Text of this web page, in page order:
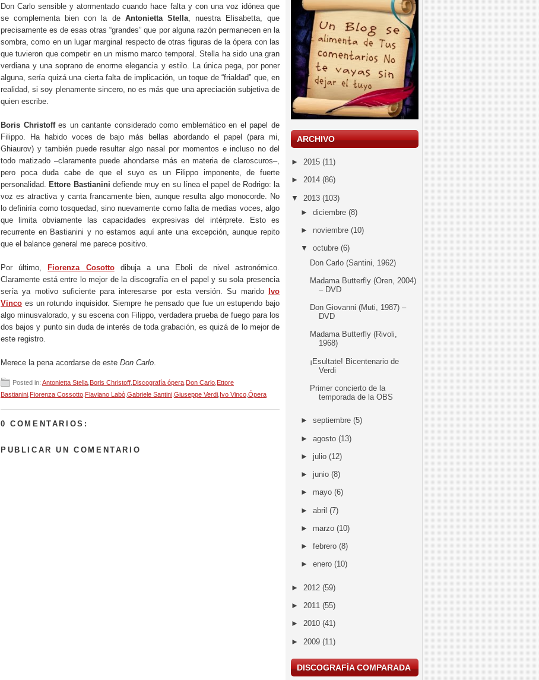
Don Carlo sensible y atormentado cuando hace falta y con una voz idónea que
se complementa bien con la de Antonietta Stella, nuestra Elisabetta, que
precisamente es de esas otras “grandes” que por alguna razón permanecen en la
sombra, como en un lugar marginal respecto de otras figuras de la ópera con las
que tuvieron que competir en un mismo marco temporal. Stella ha sido una gran
verdiana y una soprano de enorme elegancia y estilo. La única pega, por poner
alguna, sería quizá una cierta falta de implicación, un toque de “frialdad” que, en
realidad, si soy plenamente sincero, no es más que una apreciación subjetiva de
quien escribe.
Boris Christoffes un cantante considerado como emblemático en el papel de
Filippo. Ha habido voces de bajo más bellas abordando el papel (para mi,
Ghiaurov) y también puede resultar algo nasal por momentos e incluso no del
todo matizado –claramente puede ahondarse más en materia de claroscuros–,
pero poca duda cabe de que el suyo es un Filippo imponente, de fuerte
personalidad. Ettore Bastianini defiende muy en su línea el papel de Rodrigo: la
voz es atractiva y canta francamente bien, aunque resulta algo monocorde. No
lo definiría como tosquedad, sino nuevamente como falta de medias voces, algo
que limita obviamente las capacidades expresivas del intérprete. Esto es
recurrente en Bastianini y no estamos aquí ante una excepción, aunque repito
que el balance general me parece positivo.
Por último, Fiorenza Cosottodibuja a una Eboli de nivel astronómico.
Claramente está entre lo mejor de la discografía en el papel y su sola presencia
sería ya motivo suficiente para interesarse por esta versión. Su marido
Ivo
Vinco es un rotundo inquisidor. Siempre he pensado que fue un estupendo bajo
algo minusvalorado, y su escena con Filippo, verdadera prueba de fuego para los
dos bajos y punto sin duda de interés de toda grabación, es quizá de lo mejor de
este registro.
Merece la pena acordarse de este Don Carlo.
Posted in: Antonietta Stella Boris Christoff Discografía ópera Don Carlo Ettore
Bastianini Fiorenza Cossotto Flaviano Labò Gabriele Santini Giuseppe Verdi Ivo Vinco Ópera
0 COMENTARIOS:
PUBLICAR UN COMENTARIO
ARCHIVO
► 2015 (11)
► 2014 (86)
▼ 2013 (103)
► diciembre (8)
► noviembre (10)
▼ octubre (6)
Don Carlo (Santini, 1962)
Madama Butterfly (Oren, 2004)
– DVD
Don Giovanni (Muti, 1987) –
DVD
Madama Butterfly (Rivoli,
1968)
¡Esultate! Bicentenario de
Verdi
Primer concierto de la
temporada de la OBS
► septiembre (5)
► agosto (13)
► julio (12)
► junio (8)
► mayo (6)
► abril (7)
► marzo (10)
► febrero (8)
► enero (10)
► 2012 (59)
► 2011 (55)
► 2010 (41)
► 2009 (11)
DISCOGRAFÍA COMPARADA